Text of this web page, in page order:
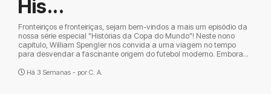
His...
Fronteiriços e fronteiriças, sejam bem-vindos a mais um episódio da
nossa série especial "Histórias da Copa do Mundo"! Neste nono
capítulo, William Spengler nos convida a uma viagem no tempo
para desvendar a fascinante origem do futebol moderno. Embora...
Há 3 Semanas - por C. A.